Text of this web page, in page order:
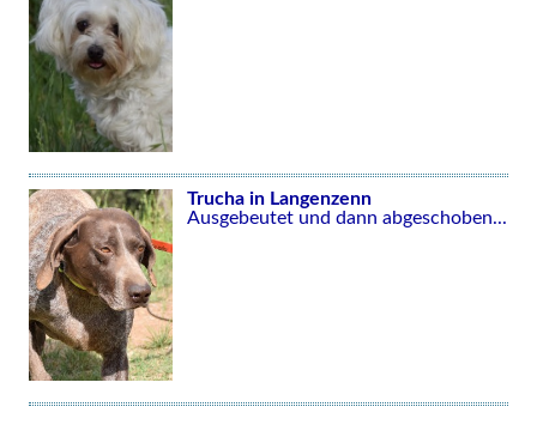
Trucha in Langenzenn
Ausgebeutet und dann abgeschoben...